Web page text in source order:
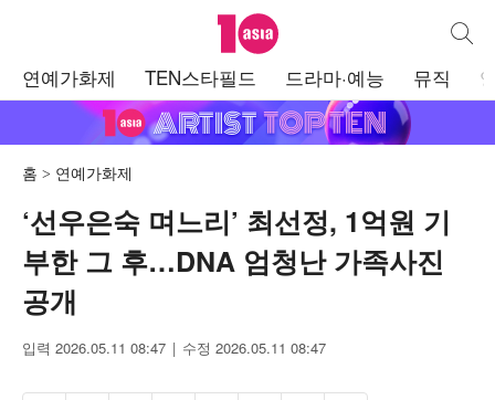
텐아시아 통합
연예가화제 TEN스타필드 드라마·예능 뮤직
홈 연예가화제
‘선우은숙 며느리’ 최선정, 1억원 기
부한 그 후…DNA 엄청난 가족사진
공개
입력 2026.05.11 08:47 수정 2026.05.11 08:47